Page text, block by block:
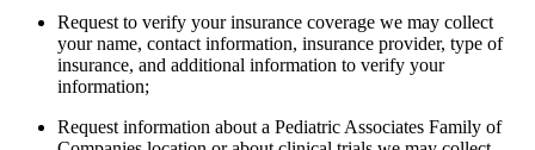
Request to verify your insurance coverage we may collect
your name, contact information, insurance provider, type of
insurance, and additional information to verify your
information;
Request information about a Pediatric Associates Family of